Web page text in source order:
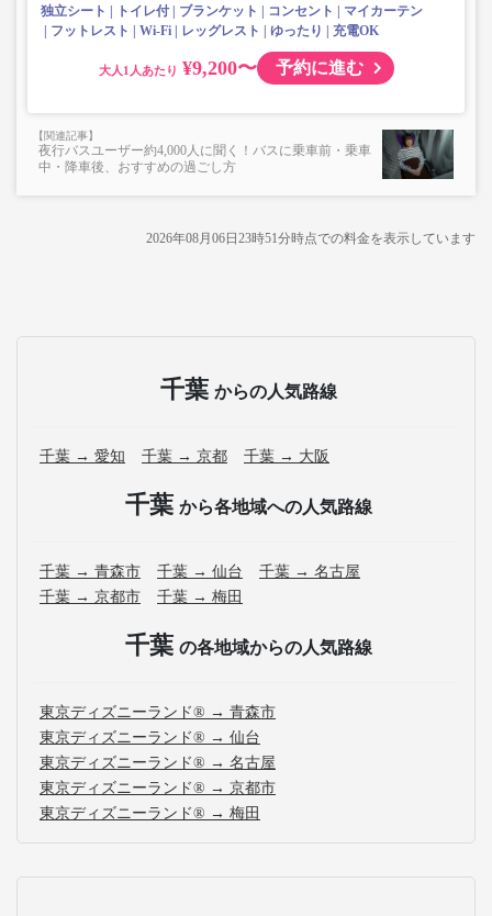
独立シート トイレ付 ブランケット コンセント
マイカーテン
フットレスト
Wi-Fi レッグレスト ゆったり 充電OK
大人 ¥9,200〜 予約に進む
夜行バスユーザー約4,000人に聞く！バスに乗車前・乗車
中・降車後、おすすめの過ごし方
2026年08月06日23時51分時点での料金を表示しています
千葉 からの人気路線
千葉 → 愛知 千葉 → 京都 千葉 → 大阪
千葉 から各地域への人気路線
千葉 → 青森市 千葉 → 仙台
千葉 → 名古屋
千葉 → 京都市
千葉 → 梅田
千葉 の各地域からの人気路線
東京ディズニーランド® → 青森市
東京ディズニーランド® → 仙台
東京ディズニーランド® → 名古屋
東京ディズニーランド® → 京都市
東京ディズニーランド® → 梅田